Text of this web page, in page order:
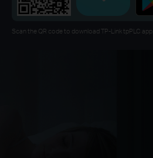
Scan the QR code to download TP-Link tpPLC app.